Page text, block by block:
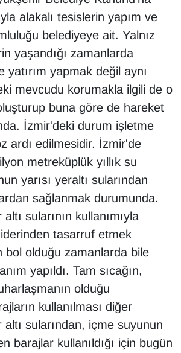
alakalı tesislerin yapım ve
belediyeye ait. Yalnız
yaşandığı zamanlarda
yatırım yapmak değil aynı
mevcudu korumakla ilgili de o
buna göre de hareket
İzmir'deki durum işletme
ardı edilmesidir. İzmir'de
metreküplük yıllık su
yarısı yeraltı sularından
sağlanmak durumunda.
sularının kullanımıyla
tasarruf etmek
bol olduğu zamanlarda bile
yapıldı. Tam sıcağın,
olduğu
kullanılması diğer
sularından, içme suyunun
barajlar kullanıldığı için bugün